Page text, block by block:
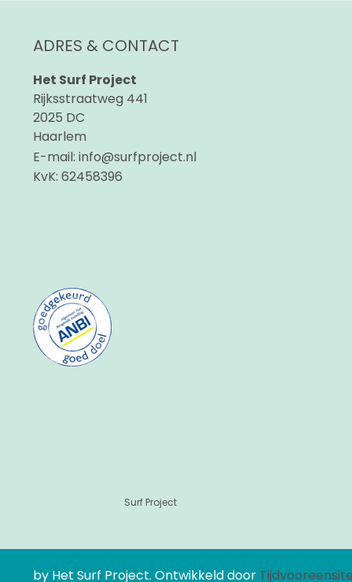
ADRES & CONTACT
Het Surf Project
Rijksstraatweg 441
2025 DC
Haarlem
E-mail: info@surfproject.nl
KvK: 62458396
Surf Project
by Het Surf Project. Ontwikkeld door